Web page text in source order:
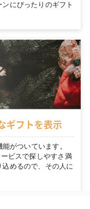
にぴったりのギフト
ギフトを表示
がついています。
ビスで探しやすさ満
めるので、その人に